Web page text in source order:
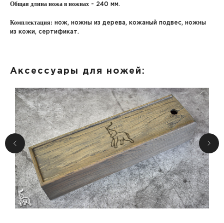
Общая длина ножа в ножнах - 240 мм.
Комплектация: нож, ножны из дерева, кожаный подвес, ножны
из кожи, сертификат.
Аксессуары для ножей: